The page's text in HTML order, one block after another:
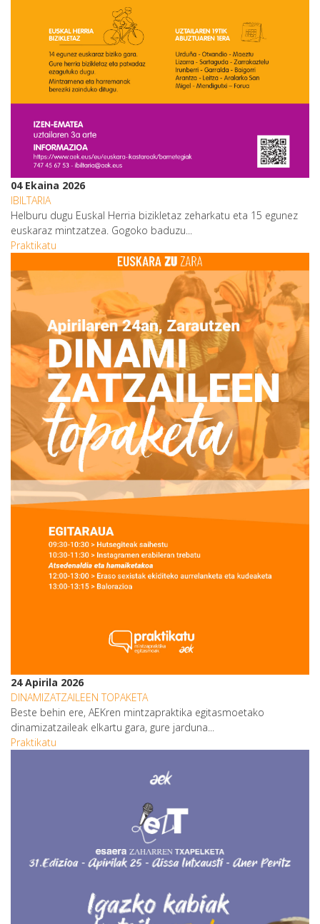
04 Ekaina 2026
IBILTARIA
Helburu dugu Euskal Herria bizikletaz zeharkatu eta 15 egunez
euskaraz mintzatzea. Gogoko baduzu...
Praktikatu
24 Apirila 2026
DINAMIZATZAILEEN TOPAKETA
Beste behin ere, AEKren mintzapraktika egitasmoetako
dinamizatzaileak elkartu gara, gure jarduna...
Praktikatu